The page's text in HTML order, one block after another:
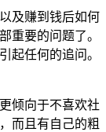
及赚到钱后如何
重要的问题了。
起任何的追问。
倾向于不喜欢社
而且有自己的粗